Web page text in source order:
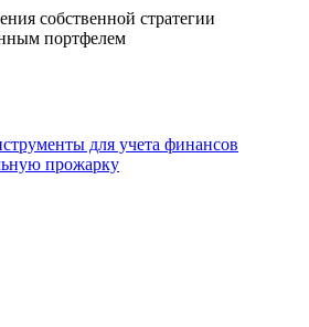
собственной стратегии
портфелем
для учета финансов
прожарку